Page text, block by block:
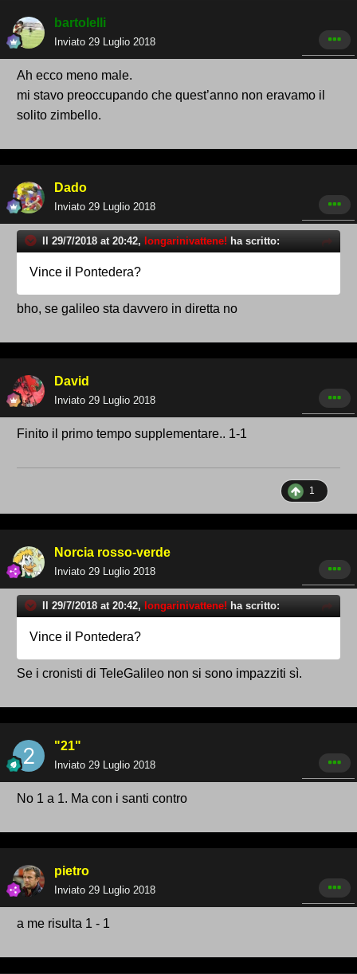
bartolelli
Inviato 29 Luglio 2018
Ah ecco meno male.
mi stavo preoccupando che quest’anno non eravamo il
solito zimbello.
Dado
Inviato 29 Luglio 2018
Il 29/7/2018 at 20:42, longarinivattene! ha scritto:
Vince il Pontedera?
bho, se galileo sta davvero in diretta no
David
Inviato 29 Luglio 2018
Finito il primo tempo supplementare.. 1-1
1
Norcia rosso-verde
Inviato 29 Luglio 2018
Il 29/7/2018 at 20:42, longarinivattene! ha scritto:
Vince il Pontedera?
Se i cronisti di TeleGalileo non si sono impazziti sì.
"21"
Inviato 29 Luglio 2018
No 1 a 1. Ma con i santi contro
pietro
Inviato 29 Luglio 2018
a me risulta 1 - 1